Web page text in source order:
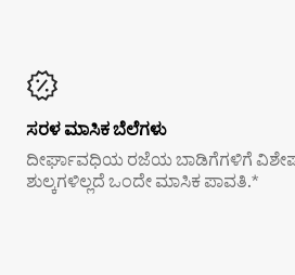
ಸರಳ ಮಾಸಿಕ ಬೆಲೆಗಳು
ದೀರ್ಘಾವಧಿಯ ರಜೆಯ ಬಾಡಿಗೆಗಳಿಗೆ ವಿಶೇಷ
ಶುಲ್ಕಗಳಿಲ್ಲದೆ ಒಂದೇ ಮಾಸಿಕ ಪಾವತಿ.*